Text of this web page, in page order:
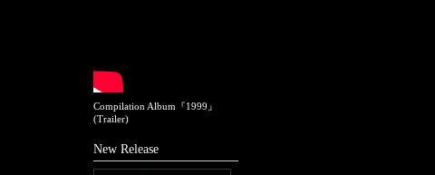
Compilation Album『1999』
(Trailer)
New Release